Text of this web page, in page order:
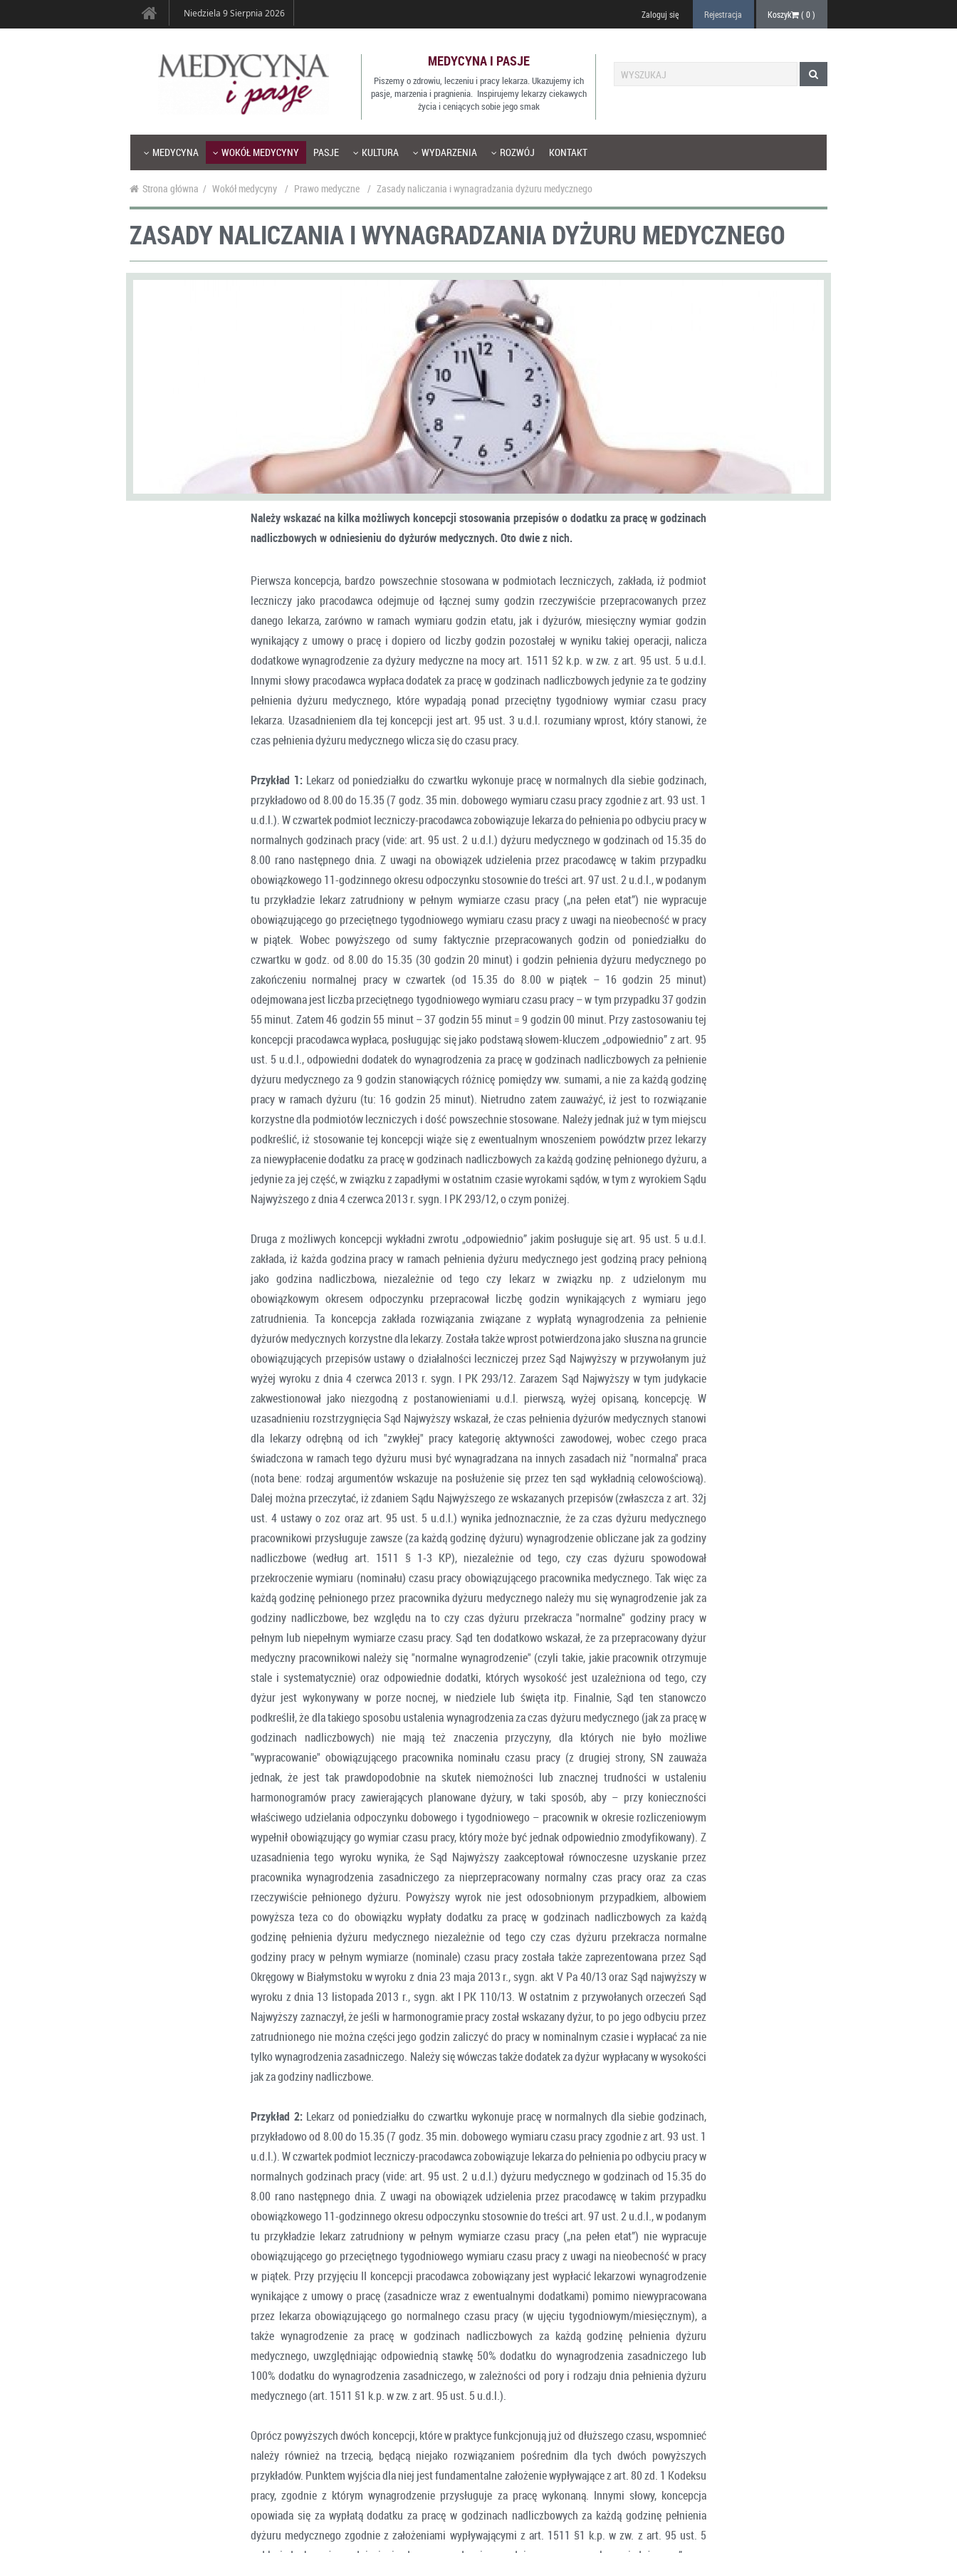
Niedziela 9 Sierpnia 2026 Zaloguj się Rejestracja Koszyk (0)
MEDYCYNA I PASJE
Piszemy o zdrowiu, leczeniu i pracy lekarza. Ukazujemy ich
pasje, marzenia i pragnienia. Inspirujemy lekarzy ciekawych
życia i ceniących sobie jego smak
MEDYCYNA WOKÓŁ MEDYCYNY PASJE KULTURA WYDARZENIA ROZWÓJ KONTAKT
Strona główna / Wokół medycyny / Prawo medyczne / Zasady naliczania i wynagradzania dyżuru medycznego
ZASADY NALICZANIA I WYNAGRADZANIA DYŻURU MEDYCZNEGO
Należy wskazać na kilka możliwych koncepcji stosowania przepisów o dodatku za pracę w godzinach
nadliczbowych w odniesieniu do dyżurów medycznych. Oto dwie z nich.
Pierwsza koncepcja, bardzo powszechnie stosowana w podmiotach leczniczych, zakłada, iż podmiot
leczniczy jako pracodawca odejmuje od łącznej sumy godzin rzeczywiście przepracowanych przez
danego lekarza, zarówno w ramach wymiaru godzin etatu, jak i dyżurów, miesięczny wymiar godzin
wynikający z umowy o pracę i dopiero od liczby godzin pozostałej w wyniku takiej operacji, nalicza
dodatkowe wynagrodzenie za dyżury medyczne na mocy art. 1511 §2 k.p. w zw. z art. 95 ust. 5 u.d.l.
Innymi słowy pracodawca wypłaca dodatek za pracę w godzinach nadliczbowych jedynie za te godziny
pełnienia dyżuru medycznego, które wypadają ponad przeciętny tygodniowy wymiar czasu pracy
lekarza. Uzasadnieniem dla tej koncepcji jest art. 95 ust. 3 u.d.l. rozumiany wprost, który stanowi, że
czas pełnienia dyżuru medycznego wlicza się do czasu pracy.
Przykład 1:Lekarz od poniedziałku do czwartku wykonuje pracę w normalnych dla siebie godzinach,
przykładowo od 8.00 do 15.35 (7 godz. 35 min. dobowego wymiaru czasu pracy zgodnie z art. 93 ust. 1
u.d.l.). W czwartek podmiot leczniczy-pracodawca zobowiązuje lekarza do pełnienia po odbyciu pracy w
normalnych godzinach pracy (vide: art. 95 ust. 2 u.d.l.) dyżuru medycznego w godzinach od 15.35 do
8.00 rano następnego dnia. Z uwagi na obowiązek udzielenia przez pracodawcę w takim przypadku
obowiązkowego 11-godzinnego okresu odpoczynku stosownie do treści art. 97 ust. 2 u.d.l., w podanym
tu przykładzie lekarz zatrudniony w pełnym wymiarze czasu pracy („na pełen etat”) nie wypracuje
obowiązującego go przeciętnego tygodniowego wymiaru czasu pracy z uwagi na nieobecność w pracy
w piątek. Wobec powyższego od sumy faktycznie przepracowanych godzin od poniedziałku do
czwartku w godz. od 8.00 do 15.35 (30 godzin 20 minut) i godzin pełnienia dyżuru medycznego po
zakończeniu normalnej pracy w czwartek (od 15.35 do 8.00 w piątek – 16 godzin 25 minut)
odejmowana jest liczba przeciętnego tygodniowego wymiaru czasu pracy – w tym przypadku 37 godzin
55 minut. Zatem 46 godzin 55 minut – 37 godzin 55 minut = 9 godzin 00 minut. Przy zastosowaniu tej
koncepcji pracodawca wypłaca, posługując się jako podstawą słowem-kluczem „odpowiednio” z art. 95
ust. 5 u.d.l., odpowiedni dodatek do wynagrodzenia za pracę w godzinach nadliczbowych za pełnienie
dyżuru medycznego za 9 godzin stanowiących różnicę pomiędzy ww. sumami, a nie za każdą godzinę
pracy w ramach dyżuru (tu: 16 godzin 25 minut). Nietrudno zatem zauważyć, iż jest to rozwiązanie
korzystne dla podmiotów leczniczych i dość powszechnie stosowane. Należy jednak już w tym miejscu
podkreślić, iż stosowanie tej koncepcji wiąże się z ewentualnym wnoszeniem powództw przez lekarzy
za niewypłacenie dodatku za pracę w godzinach nadliczbowych za każdą godzinę pełnionego dyżuru, a
jedynie za jej część, w związku z zapadłymi w ostatnim czasie wyrokami sądów, w tym z wyrokiem Sądu
Najwyższego z dnia 4 czerwca 2013 r. sygn. I PK 293/12, o czym poniżej.
Druga z możliwych koncepcji wykładni zwrotu „odpowiednio” jakim posługuje się art. 95 ust. 5 u.d.l.
zakłada, iż każda godzina pracy w ramach pełnienia dyżuru medycznego jest godziną pracy pełnioną
jako godzina nadliczbowa, niezależnie od tego czy lekarz w związku np. z udzielonym mu
obowiązkowym okresem odpoczynku przepracował liczbę godzin wynikających z wymiaru jego
zatrudnienia. Ta koncepcja zakłada rozwiązania związane z wypłatą wynagrodzenia za pełnienie
dyżurów medycznych korzystne dla lekarzy. Została także wprost potwierdzona jako słuszna na gruncie
obowiązujących przepisów ustawy o działalności leczniczej przez Sąd Najwyższy w przywołanym już
wyżej wyroku z dnia 4 czerwca 2013 r. sygn. I PK 293/12. Zarazem Sąd Najwyższy w tym judykacie
zakwestionował jako niezgodną z postanowieniami u.d.l. pierwszą, wyżej opisaną, koncepcję. W
uzasadnieniu rozstrzygnięcia Sąd Najwyższy wskazał, że czas pełnienia dyżurów medycznych stanowi
dla lekarzy odrębną od ich "zwykłej" pracy kategorię aktywności zawodowej, wobec czego praca
świadczona w ramach tego dyżuru musi być wynagradzana na innych zasadach niż "normalna" praca
(nota bene: rodzaj argumentów wskazuje na posłużenie się przez ten sąd wykładnią celowościową).
Dalej można przeczytać, iż zdaniem Sądu Najwyższego ze wskazanych przepisów (zwłaszcza z art. 32j
ust. 4 ustawy o zoz oraz art. 95 ust. 5 u.d.l.) wynika jednoznacznie, że za czas dyżuru medycznego
pracownikowi przysługuje zawsze (za każdą godzinę dyżuru) wynagrodzenie obliczane jak za godziny
nadliczbowe (według art. 1511 § 1-3 KP), niezależnie od tego, czy czas dyżuru spowodował
przekroczenie wymiaru (nominału) czasu pracy obowiązującego pracownika medycznego. Tak więc za
każdą godzinę pełnionego przez pracownika dyżuru medycznego należy mu się wynagrodzenie jak za
godziny nadliczbowe, bez względu na to czy czas dyżuru przekracza "normalne" godziny pracy w
pełnym lub niepełnym wymiarze czasu pracy. Sąd ten dodatkowo wskazał, że za przepracowany dyżur
medyczny pracownikowi należy się "normalne wynagrodzenie" (czyli takie, jakie pracownik otrzymuje
stale i systematycznie) oraz odpowiednie dodatki, których wysokość jest uzależniona od tego, czy
dyżur jest wykonywany w porze nocnej, w niedziele lub święta itp. Finalnie, Sąd ten stanowczo
podkreślił, że dla takiego sposobu ustalenia wynagrodzenia za czas dyżuru medycznego (jak za pracę w
godzinach nadliczbowych) nie mają też znaczenia przyczyny, dla których nie było możliwe
"wypracowanie" obowiązującego pracownika nominału czasu pracy (z drugiej strony, SN zauważa
jednak, że jest tak prawdopodobnie na skutek niemożności lub znacznej trudności w ustaleniu
harmonogramów pracy zawierających planowane dyżury, w taki sposób, aby – przy konieczności
właściwego udzielania odpoczynku dobowego i tygodniowego – pracownik w okresie rozliczeniowym
wypełnił obowiązujący go wymiar czasu pracy, który może być jednak odpowiednio zmodyfikowany). Z
uzasadnienia tego wyroku wynika, że Sąd Najwyższy zaakceptował równoczesne uzyskanie przez
pracownika wynagrodzenia zasadniczego za nieprzepracowany normalny czas pracy oraz za czas
rzeczywiście pełnionego dyżuru. Powyższy wyrok nie jest odosobnionym przypadkiem, albowiem
powyższa teza co do obowiązku wypłaty dodatku za pracę w godzinach nadliczbowych za każdą
godzinę pełnienia dyżuru medycznego niezależnie od tego czy czas dyżuru przekracza normalne
godziny pracy w pełnym wymiarze (nominale) czasu pracy została także zaprezentowana przez Sąd
Okręgowy w Białymstoku w wyroku z dnia 23 maja 2013 r., sygn. akt V Pa 40/13 oraz Sąd najwyższy w
wyroku z dnia 13 listopada 2013 r., sygn. akt I PK 110/13. W ostatnim z przywołanych orzeczeń Sąd
Najwyższy zaznaczył, że jeśli w harmonogramie pracy został wskazany dyżur, to po jego odbyciu przez
zatrudnionego nie można części jego godzin zaliczyć do pracy w nominalnym czasie i wypłacać za nie
tylko wynagrodzenia zasadniczego. Należy się wówczas także dodatek za dyżur wypłacany w wysokości
jak za godziny nadliczbowe.
Przykład 2:Lekarz od poniedziałku do czwartku wykonuje pracę w normalnych dla siebie godzinach,
przykładowo od 8.00 do 15.35 (7 godz. 35 min. dobowego wymiaru czasu pracy zgodnie z art. 93 ust. 1
u.d.l.). W czwartek podmiot leczniczy-pracodawca zobowiązuje lekarza do pełnienia po odbyciu pracy w
normalnych godzinach pracy (vide: art. 95 ust. 2 u.d.l.) dyżuru medycznego w godzinach od 15.35 do
8.00 rano następnego dnia. Z uwagi na obowiązek udzielenia przez pracodawcę w takim przypadku
obowiązkowego 11-godzinnego okresu odpoczynku stosownie do treści art. 97 ust. 2 u.d.l., w podanym
tu przykładzie lekarz zatrudniony w pełnym wymiarze czasu pracy („na pełen etat”) nie wypracuje
obowiązującego go przeciętnego tygodniowego wymiaru czasu pracy z uwagi na nieobecność w pracy
w piątek. Przy przyjęciu II koncepcji pracodawca zobowiązany jest wypłacić lekarzowi wynagrodzenie
wynikające z umowy o pracę (zasadnicze wraz z ewentualnymi dodatkami) pomimo niewypracowana
przez lekarza obowiązującego go normalnego czasu pracy (w ujęciu tygodniowym/miesięcznym), a
także wynagrodzenie za pracę w godzinach nadliczbowych za każdą godzinę pełnienia dyżuru
medycznego, uwzględniając odpowiednią stawkę 50% dodatku do wynagrodzenia zasadniczego lub
100% dodatku do wynagrodzenia zasadniczego, w zależności od pory i rodzaju dnia pełnienia dyżuru
medycznego (art. 1511 §1 k.p. w zw. z art. 95 ust. 5 u.d.l.).
Oprócz powyższych dwóch koncepcji, które w praktyce funkcjonują już od dłuższego czasu, wspomnieć
należy również na trzecią, będącą niejako rozwiązaniem pośrednim dla tych dwóch powyższych
przykładów. Punktem wyjścia dla niej jest fundamentalne założenie wypływające z art. 80 zd. 1 Kodeksu
pracy, zgodnie z którym wynagrodzenie przysługuje za pracę wykonaną. Innymi słowy, koncepcja
opowiada się za wypłatą dodatku za pracę w godzinach nadliczbowych za każdą godzinę pełnienia
dyżuru medycznego zgodnie z założeniami wypływającymi z art. 1511 §1 k.p. w zw. z art. 95 ust. 5